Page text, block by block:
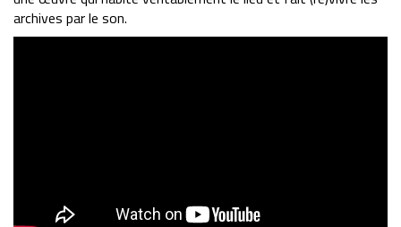
archives par le son.